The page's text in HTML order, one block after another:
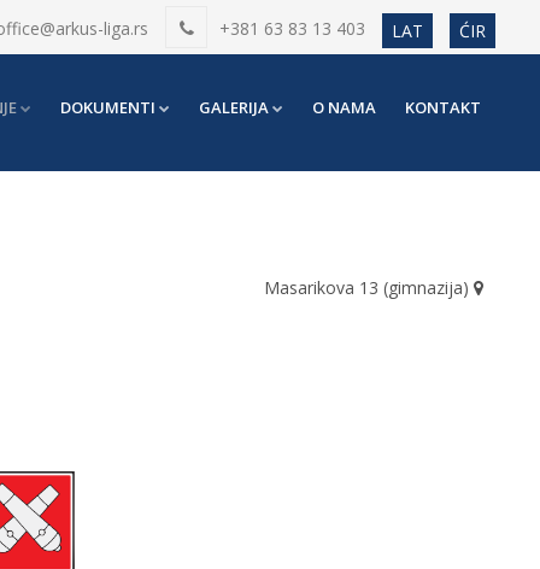
liga.rs +381 63 83 13 403 LAT ĆIR
DOKUMENTI GALERIJA O NAMA KONTAKT
Masarikova 13 (gimnazija)